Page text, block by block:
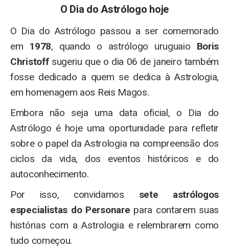
O Dia do Astrólogo hoje
O Dia do Astrólogo passou a ser comemorado
em 1978, quando o astrólogo uruguaio Boris
Christoffsugeriu que o dia 06 de janeiro também
fosse dedicado a quem se dedica à Astrologia,
em homenagem aos Reis Magos.
Embora não seja uma data oficial, o Dia do
Astrólogo é hoje uma oportunidade para refletir
sobre o papel da Astrologia na compreensão dos
ciclos da vida, dos eventos históricos e do
autoconhecimento.
Por isso, convidamos sete astrólogos
especialistas do Personare para contarem suas
histórias com a Astrologia e relembrarem como
tudo começou.